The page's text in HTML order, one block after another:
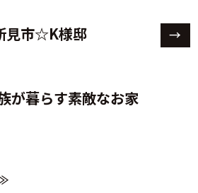
見市☆K様邸 →
が暮らす素敵なお家